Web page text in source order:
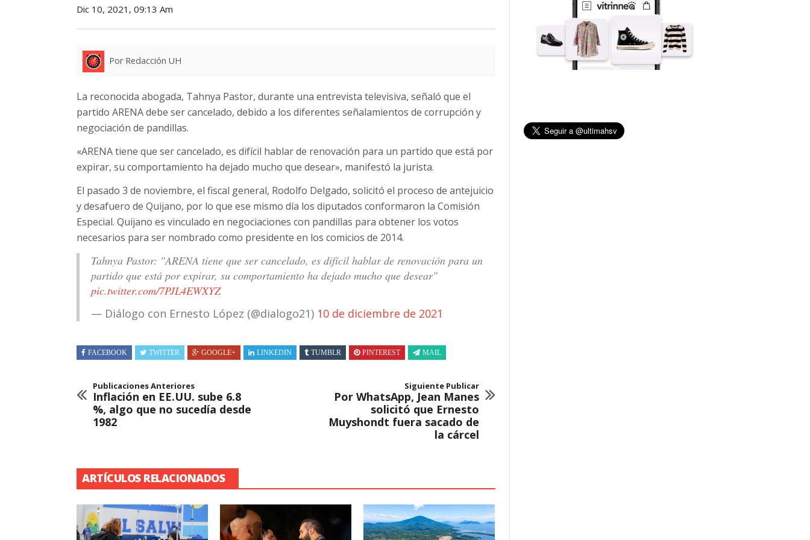
Dic 10, 2021, 09:13 Am
Por Redacción UH
La reconocida abogada, Tahnya Pastor, durante una entrevista televisiva, señaló que el
partido ARENA debe ser cancelado, debido a los diferentes señalamientos de corrupción y
negociación de pandillas.
«ARENA tiene que ser cancelado, es difícil hablar de renovación para un partido que está por
expirar, su comportamiento ha dejado mucho que desear», manifestó la jurista.
El pasado 3 de noviembre, el fiscal general, Rodolfo Delgado, solicitó el proceso de antejuicio
y desafuero de Quijano, por lo que ese mismo día los diputados conformaron la Comisión
Especial. Quijano es vinculado en negociaciones con pandillas para obtener los votos
necesarios para ser nombrado como presidente en los comicios de 2014.
Tahnya Pastor: "ARENA tiene que ser cancelado, es difícil hablar de renovación para un
partido que está por expirar, su comportamiento ha dejado mucho que desear"
pic.twitter.com/7PJL4EWXYZ
— Diálogo con Ernesto López (@dialogo21) 10 de diciembre de 2021
FACEBOOK TWITTER GOOGLE+ LINKEDIN TUMBLR PINTEREST MAIL
Publicaciones Anteriores
Inflación en EE.UU. sube 6.8
%, algo que no sucedía desde
1982
Siguiente Publicar
Por WhatsApp, Jean Manes
solicitó que Ernesto
Muyshondt fuera sacado de
la cárcel
ARTÍCULOS RELACIONADOS